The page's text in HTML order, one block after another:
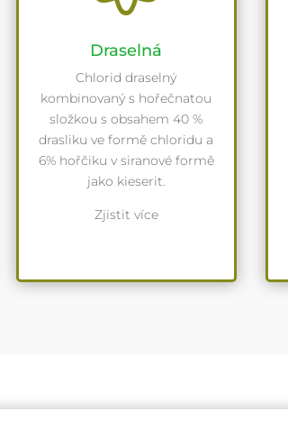
Draselná
Chlorid draselný
kombinovaný s hořečnatou
složkou s obsahem 40 %
drasliku ve formě chloridu a
6% hořčiku v siranové formě
jako kieserit.
Zjistit více